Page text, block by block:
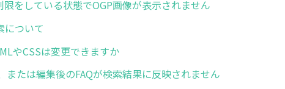
限をしている状態でOGP画像が表示されません
について
やCSSは変更できますか
または編集後のFAQが検索結果に反映されません